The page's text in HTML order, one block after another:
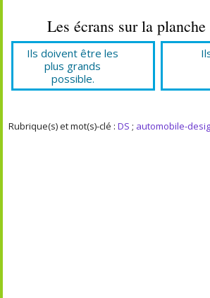
Les écrans sur la
Ils doivent être les
plus grands
possible.
Rubrique(s) et mot(s)-clé :DS ; automobile-